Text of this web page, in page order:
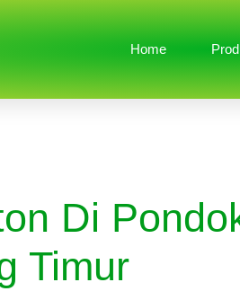
Home
Di
Timur